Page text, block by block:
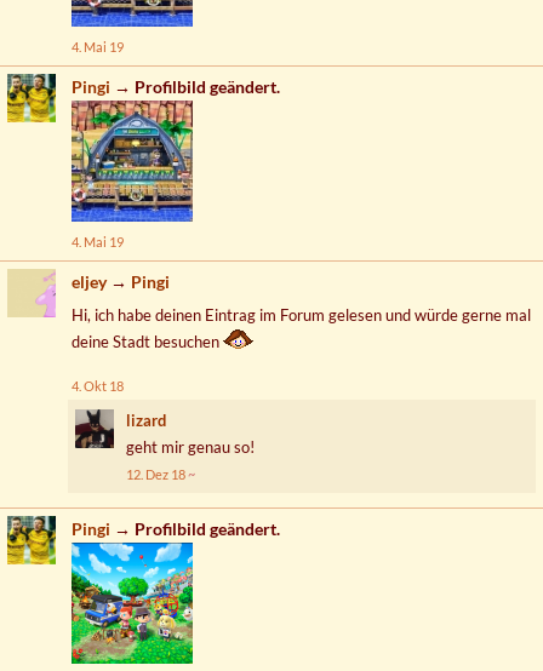
4. Mai 19
Pingi → Profilbild geändert.
4. Mai 19
eljey → Pingi
Hi, ich habe deinen Eintrag im Forum gelesen und würde gerne mal
deine Stadt besuchen
4. Okt 18
lizard
geht mir genau so!
12. Dez 18
Pingi → Profilbild geändert.